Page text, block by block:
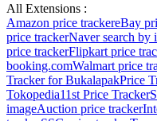
All Extensions :
Amazon price trackereBay
price trackerNaver search by
price trackerFlipkart price
booking.comWalmart price
Tracker for BukalapakPrice
Tokopedia11st Price Tracker
imageAuction price tracker